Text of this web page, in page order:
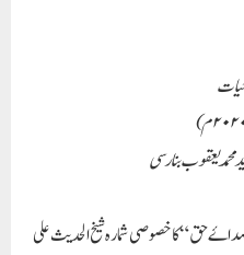
یعقوب بنارسی
صداۓ حق “ کا خصوصی شمارہ شیخ الحدیث علی